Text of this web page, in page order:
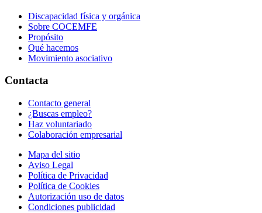
Discapacidad física y orgánica
Sobre COCEMFE
Propósito
Qué hacemos
Movimiento asociativo
Contacta
Contacto general
¿Buscas empleo?
Haz voluntariado
Colaboración empresarial
Mapa del sitio
Aviso Legal
Política de Privacidad
Política de Cookies
Autorización uso de datos
Condiciones publicidad